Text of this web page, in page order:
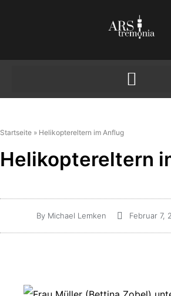
Startseite » Helikoptereltern im Anflug
Helikoptereltern
By Michael Lemken Februar 7,